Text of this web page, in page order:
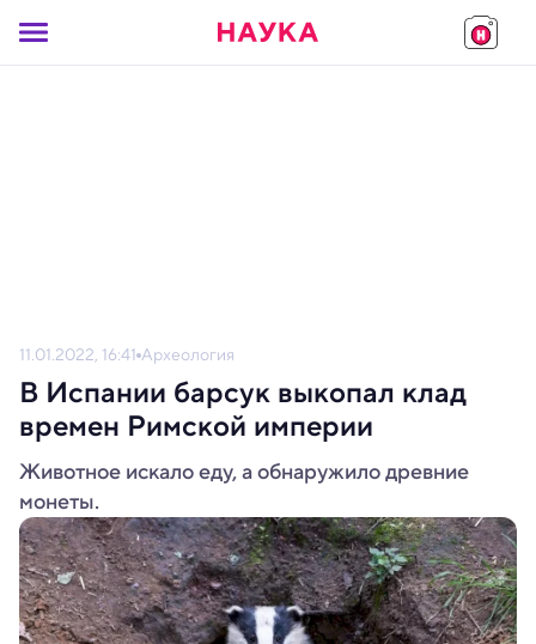
11.01.2022, 16:41 Археология
В Испании барсук выкопал клад
времен Римской империи
Животное искало еду, а обнаружило древние
монеты.